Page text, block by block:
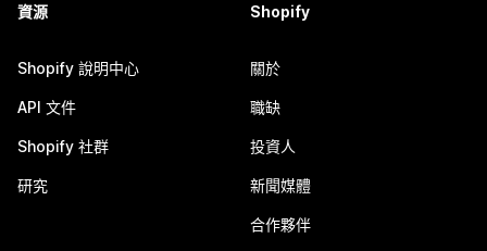
資源
Shopify 說明中心
API 文件
Shopify 社群
研究
Shopify
關於
職缺
投資人
新聞媒體
合作夥伴